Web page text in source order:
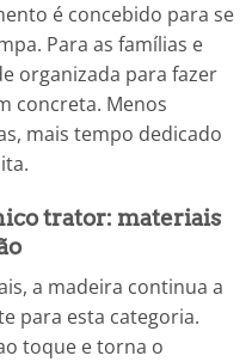
é concebido para se
Para as famílias e
organizada para fazer
concreta. Menos
mais tempo dedicado
trator: materiais
a madeira continua a
para esta categoria.
toque e torna o